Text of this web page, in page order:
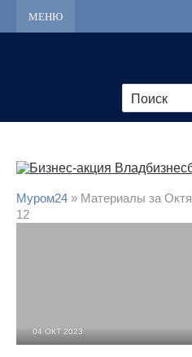
МЕНЮ
Муром24 » Материалы за
12
04 ОКТ 2023